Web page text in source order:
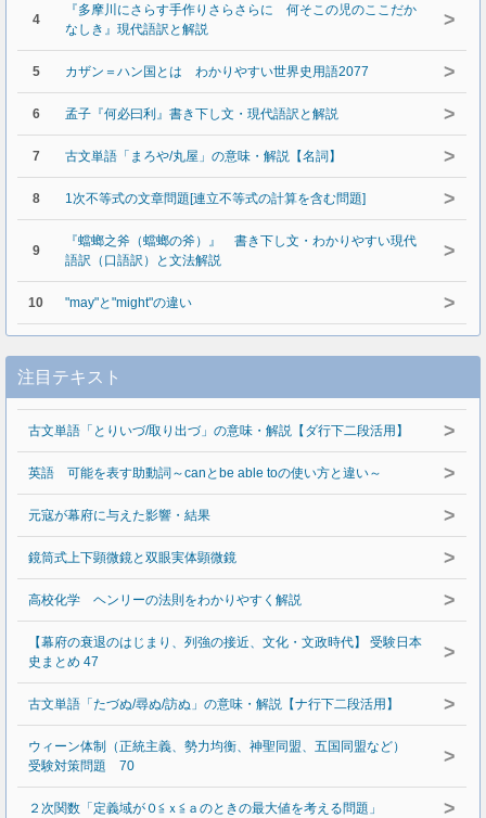
4
『多摩川にさらす手作りさらさらに 何そこの児のここだか
なしき』現代語訳と解説
>
5 カザン＝ハン国とは わかりやすい世界史用語2077 >
6 孟子『何必曰利』書き下し文・現代語訳と解説 >
7 古文単語「まろや/丸屋」の意味・解説【名詞】 >
8 1次不等式の文章問題[連立不等式の計算を含む問題] >
9
『蟷螂之斧（蟷螂の斧）』 書き下し文・わかりやすい現代
語訳（口語訳）と文法解説
>
10 "may"と"might"の違い >
注目テキスト
古文単語「とりいづ/取り出づ」の意味・解説【ダ行下二段活用】 >
英語 可能を表す助動詞～canとbe able toの使い方と違い～ >
元寇が幕府に与えた影響・結果 >
鏡筒式上下顕微鏡と双眼実体顕微鏡 >
高校化学 ヘンリーの法則をわかりやすく解説 >
【幕府の衰退のはじまり、列強の接近、文化・文政時代】 受験日本
史まとめ 47
>
古文単語「たづぬ/尋ぬ/訪ぬ」の意味・解説【ナ行下二段活用】 >
ウィーン体制（正統主義、勢力均衡、神聖同盟、五国同盟など）
受験対策問題 70
>
２次関数「定義域が０≦ｘ≦ａのときの最大値を考える問題」 >